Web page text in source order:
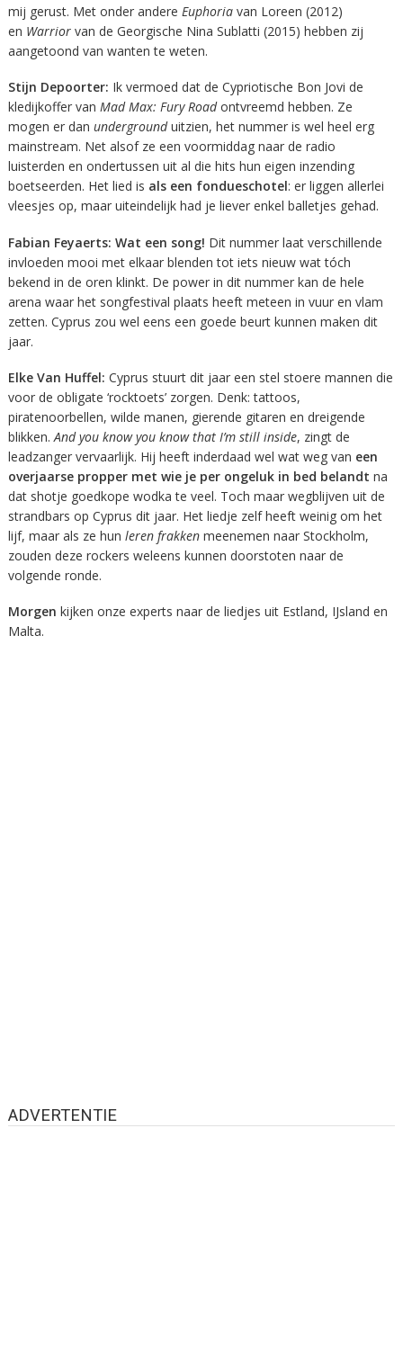
mij gerust. Met onder andere Euphoriavan Loreen (2012)
en Warriorvan de Georgische Nina Sublatti (2015) hebben zij
aangetoond van wanten te weten.
Stijn Depoorter: Ik vermoed dat de Cypriotische Bon Jovi de
kledijkoffer van Mad Max: Fury Roadontvreemd hebben. Ze
mogen er dan undergrounduitzien, het nummer is wel heel erg
mainstream. Net alsof ze een voormiddag naar de radio
luisterden en ondertussen uit al die hits hun eigen inzending
boetseerden. Het lied is als een fondueschotel: er liggen allerlei
vleesjes op, maar uiteindelijk had je liever enkel balletjes gehad.
Fabian Feyaerts: Wat een song! Dit nummer laat verschillende
invloeden mooi met elkaar blenden tot iets nieuw wat tóch
bekend in de oren klinkt. De power in dit nummer kan de hele
arena waar het songfestival plaats heeft meteen in vuur en vlam
zetten. Cyprus zou wel eens een goede beurt kunnen maken dit
jaar.
Elke Van Huffel: Cyprus stuurt dit jaar een stel stoere mannen die
voor de obligate ‘rocktoets’ zorgen. Denk: tattoos,
piratenoorbellen, wilde manen, gierende gitaren en dreigende
blikken. And you know you know that I’m still inside, zingt de
leadzanger vervaarlijk. Hij heeft inderdaad wel wat weg van een
overjaarse propper met wie je per ongeluk in bed belandt na
dat shotje goedkope wodka te veel. Toch maar wegblijven uit de
strandbars op Cyprus dit jaar. Het liedje zelf heeft weinig om het
lijf, maar als ze hun leren frakkenmeenemen naar Stockholm,
zouden deze rockers weleens kunnen doorstoten naar de
volgende ronde.
Morgen kijken onze experts naar de liedjes uit Estland, IJsland en
Malta.
ADVERTENTIE